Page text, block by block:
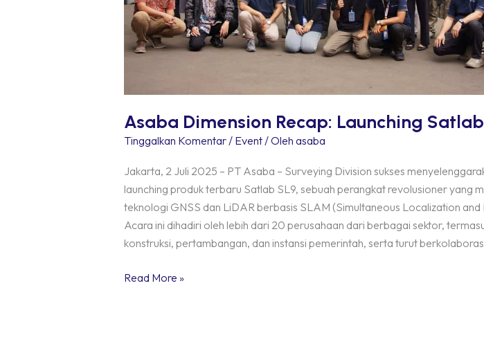
Asaba Dimension Recap: Launching
Tinggalkan Komentar/ Event/ Oleh asaba
Jakarta, 2 Juli 2025 – PT Asaba – Surveying Division sukses
launching produk terbaru Satlab SL9, sebuah perangkat revolusioner yang
teknologi GNSS dan LiDAR berbasis SLAM (Simultaneous Localization and
Acara ini dihadiri oleh lebih dari 20 perusahaan dari berbagai sektor,
konstruksi, pertambangan, dan instansi pemerintah, serta turut
Read More »